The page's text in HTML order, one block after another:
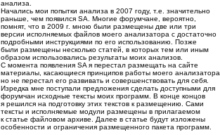
анализа.
Начались мои попытки анализа в 2007 году, т.е. значительно
раньше, чем появился SA. Многие форумчане, вероятно,
помнят, что в 2009 г. мною были размещены две или три
версии исполняемых файлов моего анализатора с достаточно
подробными инструкциями по его использованию. Позже
были размещены несколько статей, в которых тем или иным
образом использовались результаты моих анализов.
С момента появления SA я перестал размещать на сайте
материалы, касающиеся принципов работы моего анализатора,
но не перестал его развивать и совершенствовать для себя.
Изредка мне поступали предложения сделать доступными для
форумчан исходные тексты моих программ. В конце концов
я решился на подготовку этих текстов к размещению. Сами
тексты и исполняемые модули размещены в прилагаемом
к статье файловом архиве. Далее в статье будут изложены
особенности и ограничения размещенного пакета программ.